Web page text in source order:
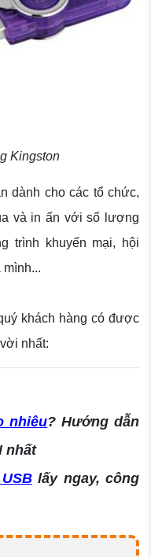
Kingston
dành cho các tổ chức,
và in ấn với số lượng
trình khuyến mại, hội
khách hàng có được
nhất:
nhiêu? Hướng dẫn
nhất
lấy ngay, công